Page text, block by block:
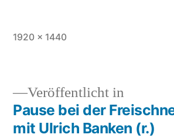
1920 × 1440
Veröffentlicht in
Pause bei der
mit Ulrich Banken (r.)